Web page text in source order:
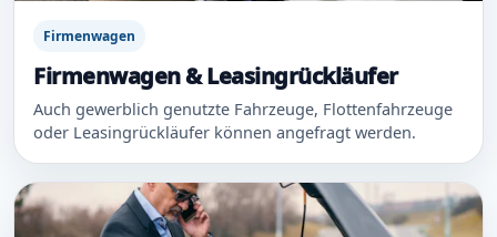
Firmenwagen
Firmenwagen & Leasingrückläufer
Auch gewerblich genutzte Fahrzeuge, Flottenfahrzeuge
oder Leasingrückläufer können angefragt werden.